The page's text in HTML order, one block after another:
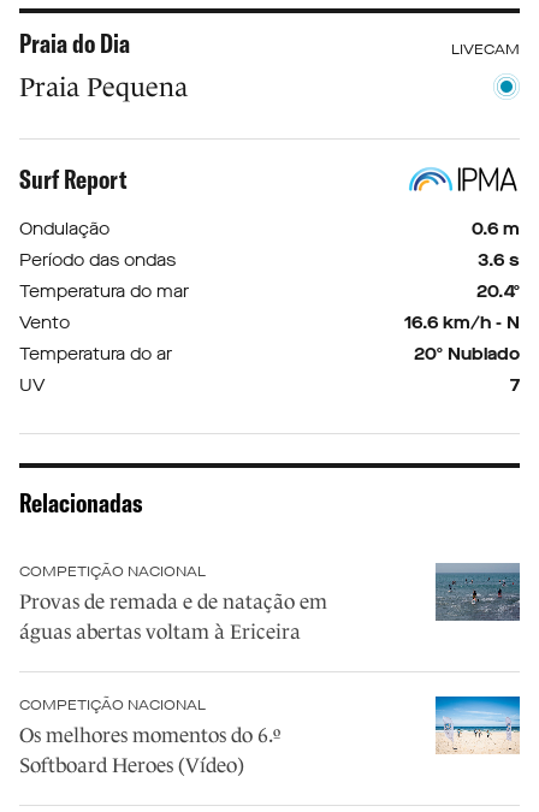
Praia do Dia LIVECAM
Praia Pequena
Surf Report
Ondulação
0.6 m
Período das ondas
3.6 s
Temperatura do mar
20.4º
Vento
16.6 km/h - N
Temperatura do ar
20º Nublado
UV
7
Relacionadas
COMPETIÇÃO NACIONAL
Provas de remada e de natação em
águas abertas voltam à Ericeira
COMPETIÇÃO NACIONAL
Os melhores momentos do 6.º
Softboard Heroes (Vídeo)